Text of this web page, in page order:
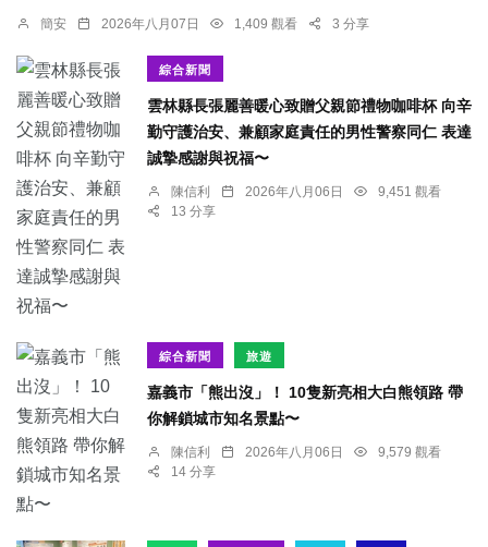
簡安 2026年八月07日 1,409 觀看 3 分享
綜合新聞
雲林縣長張麗善暖心致贈父親節禮物咖啡杯 向辛
勤守護治安、兼顧家庭責任的男性警察同仁 表達
誠摯感謝與祝福〜
陳信利 2026年八月06日
9,451 觀看
13 分享
綜合新聞 旅遊
嘉義市「熊出沒」！ 10隻新亮相大白熊領路 帶
你解鎖城市知名景點〜
陳信利 2026年八月06日
9,579 觀看
14 分享